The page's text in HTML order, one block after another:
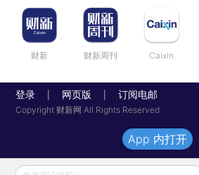
财新 财新周刊 Caixin
登录 网页版 订阅电邮
Copyright 财新网 All Rights Reserved
App 内打开